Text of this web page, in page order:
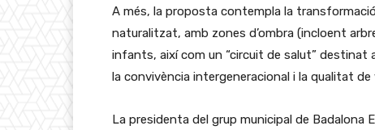
A més, la proposta contempla la
naturalitzat, amb zones d’ombra (incloent
infants, així com un “circuit de salut” destinat
la convivència intergeneracional i la qualitat de
La presidenta del grup municipal de Badalona